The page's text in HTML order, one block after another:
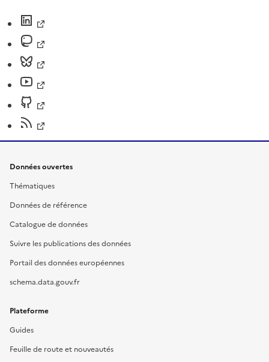
Données ouvertes
Thématiques
Données de référence
Catalogue de données
Suivre les publications des données
Portail des données européennes
schema.data.gouv.fr
Plateforme
Guides
Feuille de route et nouveautés